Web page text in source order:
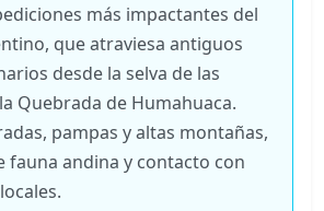
más impactantes del
que atraviesa antiguos
desde la selva de las
Quebrada de Humahuaca.
pampas y altas montañas,
fauna andina y contacto con